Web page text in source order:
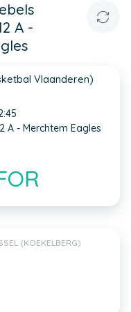
A -
Vlaanderen)
A - Merchtem Eagles
(KOEKELBERG)